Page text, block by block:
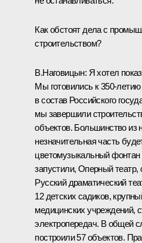
Как обстоят дела с
строительством?
В.Наговицын: Я хотел
Мы готовились к 350-
в состав Российского
мы завершили
объектов. Большинство из
незначительная часть
цветомузыкальный фонтан
запустили, Оперный театр,
Русский драматический
12 детских садиков,
медицинских учреждений,
электропередач. В общей
построили 57 объектов.